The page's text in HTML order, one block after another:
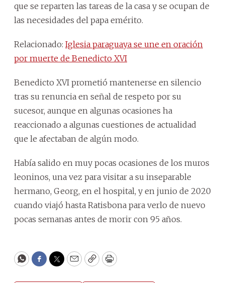
que se reparten las tareas de la casa y se ocupan de
las necesidades del papa emérito.
Relacionado: Iglesia paraguaya se une en oración
por muerte de Benedicto XVI
Benedicto XVI prometió mantenerse en silencio
tras su renuncia en señal de respeto por su
sucesor, aunque en algunas ocasiones ha
reaccionado a algunas cuestiones de actualidad
que le afectaban de algún modo.
Había salido en muy pocas ocasiones de los muros
leoninos, una vez para visitar a su inseparable
hermano, Georg, en el hospital, y en junio de 2020
cuando viajó hasta Ratisbona para verlo de nuevo
pocas semanas antes de morir con 95 años.
WhatsApp
Facebook
Twitter
EmailCopyPrint